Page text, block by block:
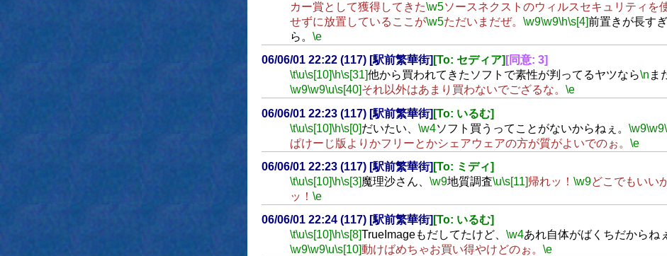
カー賞として獲得してきた\w5ソースネクストのウィルスセキュリティを
せずに放置しているここが\w5ただいまだぜ。 \w9\w9\h\s[4]前置きが長す
ら。 \e
06/06/01 22:22 (117) [駅前繁華街] [To: セディア] [同意: 3]
\t\u\s[10]\h\s[31]他から買われてきたソフトで素性が判ってるヤツなら\n ま
\w9\w9\u\s[40]それ以外はあまり買わないでござるな。 \e
06/06/01 22:23 (117) [駅前繁華街] [To: いるむ]
\t\u\s[10]\h\s[0]だいたい、 \w4ソフト買うってことがないからねぇ。 \w9\w9
ぱけーじ版よりかフリーとかシェアウェアの方が質がよいでのぉ。 \e
06/06/01 22:23 (117) [駅前繁華街] [To: ミディ]
\t\u\s[10]\h\s[3]魔理沙さん、 \w9地質調査\u\s[11]帰れッ！ \w9どこでもいい
ッ！ \e
06/06/01 22:24 (117) [駅前繁華街] [To: いるむ]
\t\u\s[10]\h\s[8]TrueImageもだしてたけど、 \w4あれ自体がばくちだからね
\w9\w9\u\s[10]動けばめちゃお買い得やけどのぉ。 \e